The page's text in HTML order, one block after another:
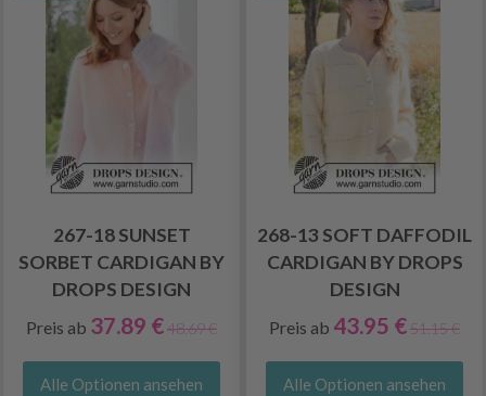
267-18 SUNSET
SORBET CARDIGAN BY
DROPS DESIGN
Preis ab 37.89 €48.69 €
Alle Optionen ansehen
268-13 SOFT DAFFODIL
CARDIGAN BY DROPS
DESIGN
Preis ab 43.95 €51.15 €
Alle Optionen ansehen